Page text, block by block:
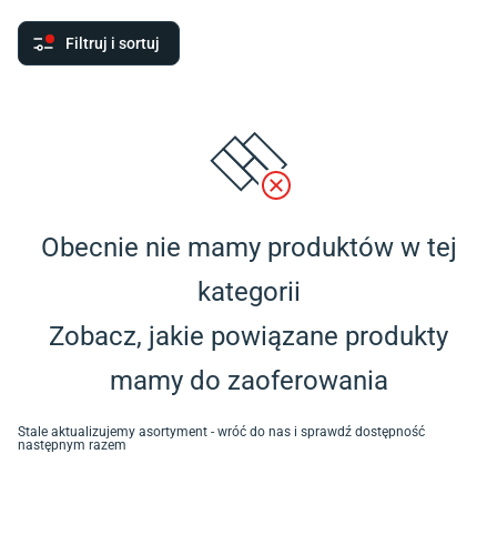
Filtruj i sortuj
Obecnie nie mamy produktów w tej
kategorii
Zobacz, jakie powiązane produkty
mamy do zaoferowania
Stale aktualizujemy asortyment - wróć do nas i sprawdź dostępność
następnym razem